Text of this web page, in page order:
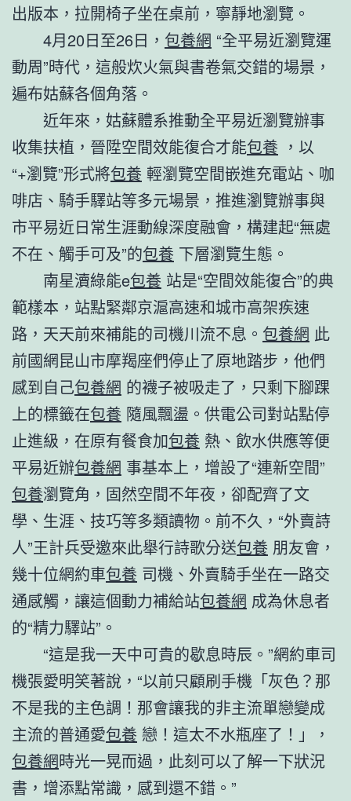
出版本，拉開椅子坐在桌前，寧靜地瀏覽。
4月20日至26日， 包養網 “全平易近瀏覽運
動周”時代，這般炊火氣與書卷氣交錯的場景，
遍布姑蘇各個角落。
近年來，姑蘇體系推動全平易近瀏覽辦事
收集扶植，晉陞空間效能復合才能包養 ，以
“+瀏覽”形式將包養 輕瀏覽空間嵌進充電站、咖
啡店、騎手驛站等多元場景，推進瀏覽辦事與
市平易近日常生涯動線深度融會，構建起“無處
不在、觸手可及”的包養 下層瀏覽生態。
南星瀆綠能e包養 站是“空間效能復合”的典
範樣本，站點緊鄰京滬高速和城市高架疾速
路，天天前來補能的司機川流不息。 包養網 此
前國網昆山市摩羯座們停止了原地踏步，他們
感到自己包養網 的襪子被吸走了，只剩下腳踝
上的標籤在包養 隨風飄盪。供電公司對站點停
止進級，在原有餐食加包養 熱、飲水供應等便
平易近辦包養網 事基本上，增設了“連新空間”
包養瀏覽角，固然空間不年夜，卻配齊了文
學、生涯、技巧等多類讀物。前不久，“外賣詩
人”王計兵受邀來此舉行詩歌分送包養 朋友會，
幾十位網約車包養 司機、外賣騎手坐在一路交
通感觸，讓這個動力補給站包養網 成為休息者
的“精力驛站”。
“這是我一天中可貴的歇息時辰。”網約車司
機張愛明笑著說，“以前只顧刷手機「灰色？那
不是我的主色調！那會讓我的非主流單戀變成
主流的普通愛包養 戀！這太不水瓶座了！」，
包養網時光一晃而過，此刻可以了解一下狀況
書，增添點常識，感到還不錯。”